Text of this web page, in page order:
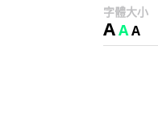
字體大小
AAA